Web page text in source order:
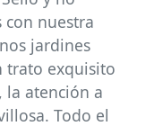
con nuestra
jardines
trato exquisito
la atención a
Todo el